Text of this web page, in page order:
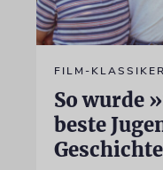
FILM-KLASSIKER
So wurde
beste
Geschichte